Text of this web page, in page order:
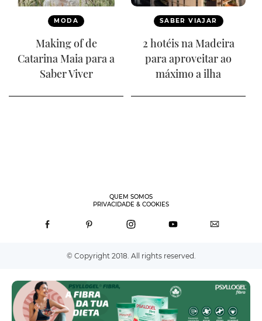
MODA
Making of de
Catarina Maia para a
Saber Viver
SABER VIAJAR
2 hotéis na Madeira
para aproveitar ao
máximo a ilha
QUEM SOMOS
PRIVACIDADE & COOKIES
© Copyright 2018. All rights reserved.